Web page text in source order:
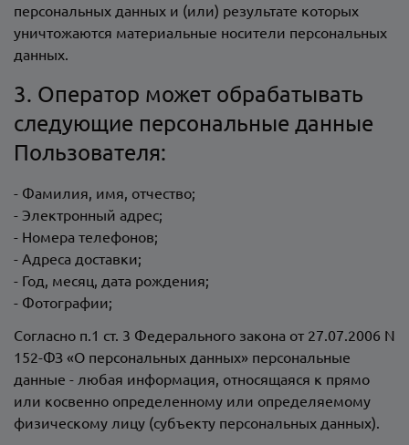
персональных данных и (или) результате которых
уничтожаются материальные носители персональных
данных.
3. Оператор может обрабатывать
следующие персональные данные
Пользователя:
- Фамилия, имя, отчество;
- Электронный адрес;
- Номера телефонов;
- Адреса доставки;
- Год, месяц, дата рождения;
- Фотографии;
Согласно п.1 ст. 3 Федерального закона от 27.07.2006 N
152-ФЗ «О персональных данных» персональные
данные - любая информация, относящаяся к прямо
или косвенно определенному или определяемому
физическому лицу (субъекту персональных данных).